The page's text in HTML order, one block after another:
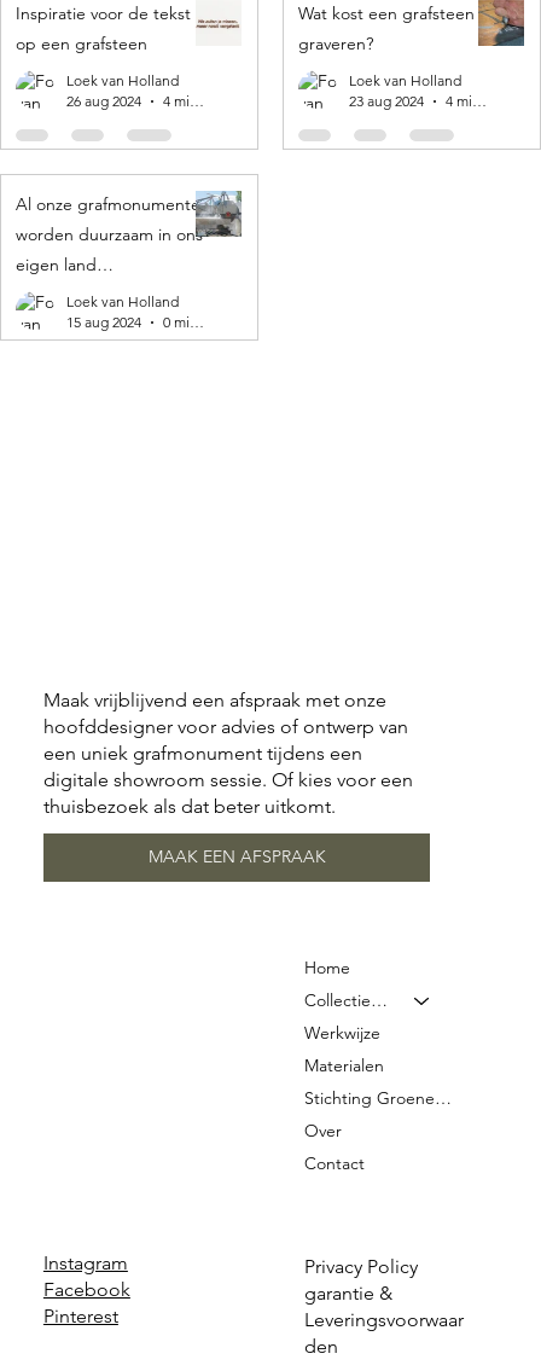
Inspiratie voor de tekst
op een grafsteen
Loek van Holland
26 aug 2024
4 minuten om te lezen
Wat kost een grafsteen
graveren?
Loek van Holland
23 aug 2024
4 minuten om te lezen
Al onze grafmonumenten
worden duurzaam in ons
eigen land
geproduceerd! 🌍
Loek van Holland
15 aug 2024
0 minuten om te lezen
Instagram
Facebook
Pinterest
Privacy Policy
garantie &
Leveringsvoorwaar
den
Home
Collectie & Prijzen
Werkwijze
Materialen
Stichting Groene Graven
Over
Contact
Maak vrijblijvend een afspraak met onze
hoofddesigner voor advies of ontwerp van
een uniek grafmonument tijdens een
digitale showroom sessie. Of kies voor een
thuisbezoek als dat beter uitkomt.
MAAK EEN AFSPRAAK